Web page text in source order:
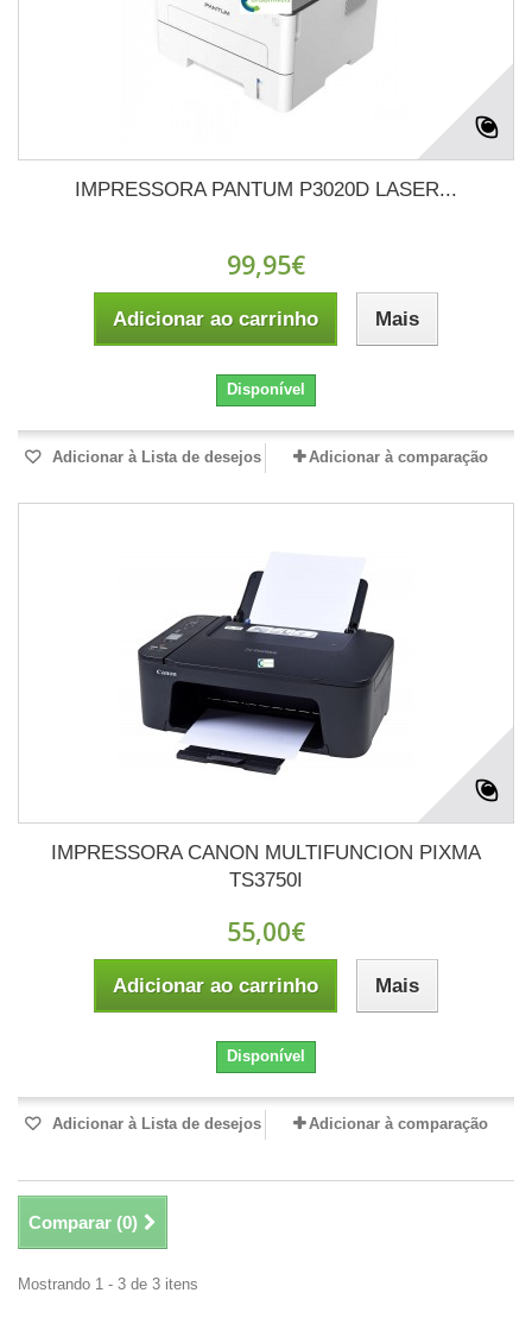
IMPRESSORA PANTUM P3020D LASER...
99,95€
Adicionar ao carrinho Mais
Disponível
Adicionar à Lista de desejos Adicionar à comparação
IMPRESSORA CANON MULTIFUNCION PIXMA
TS3750I
55,00€
Adicionar ao carrinho Mais
Disponível
Adicionar à Lista de desejos Adicionar à comparação
Comparar (0)
Mostrando 1 - 3 de 3 itens